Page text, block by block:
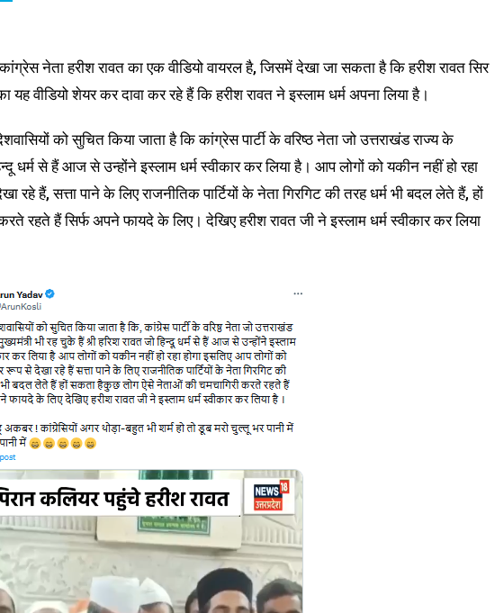
नेता हरीश रावत का एक वीडियो वायरल है, जिसमें देखा जा सकता है कि हरीश रावत सिर
वीडियो शेयर कर दावा कर रहे हैं कि हरीश रावत ने इस्लाम धर्म अपना लिया है।
को सुचित किया जाता है कि कांग्रेस पार्टी के वरिष्ठ नेता जो उत्तराखंड राज्य के
धर्म से हैं आज से उन्होंने इस्लाम धर्म स्वीकार कर लिया है। आप लोगों को यकीन नहीं हो रहा
रहे हैं, सत्ता पाने के लिए राजनीतिक पार्टियों के नेता गिरगिट की तरह धर्म भी बदल लेते हैं, हों
रहते हैं सिर्फ अपने फायदे के लिए। देखिए हरीश रावत जी ने इस्लाम धर्म स्वीकार कर लिया